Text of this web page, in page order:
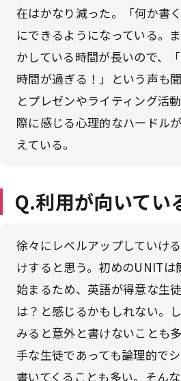
在はかなり減った。「何か書
にできるようになっている。
かしている時間が長いので、
時間が過ぎる！」という声も
とプレゼンやライティング活
際に感じる心理的なハードル
えている。
Q.利用が向いてい
徐々にレベルアップしていけ
けすると思う。初めのUNITは
始まるため、英語が得意な生
は？と感じるかもしれない。
みると意外と書けないことも
手な生徒であっても論理的で
書いてくることも多い。そん